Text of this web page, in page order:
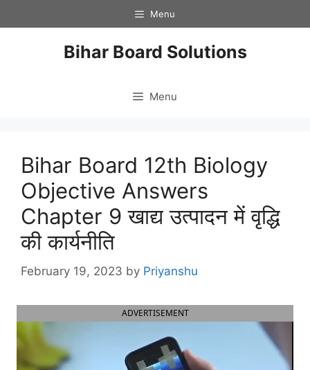
to
Menu
Bihar Board Solutions
Menu
Bihar Board 12th Biology
Objective Answers
Chapter 9 खाद्य उत्पादन में वृद्धि
की कार्यनीति
February 19, 2023 by Priyanshu
ADVERTISEMENT